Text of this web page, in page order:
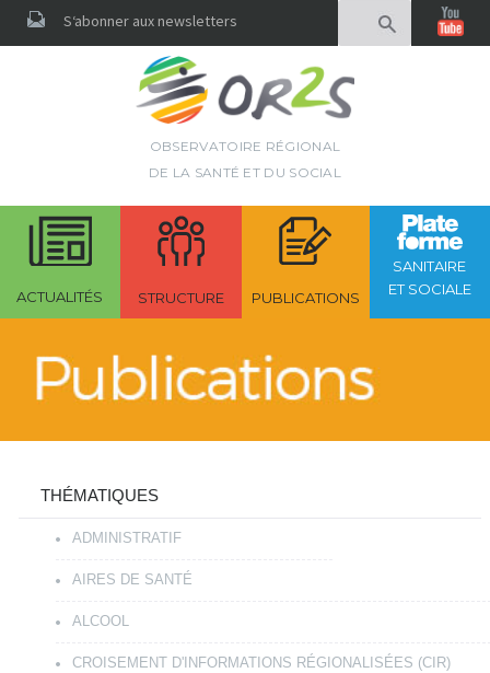
S‘abonner aux newsletters
OBSERVATOIRE RÉGIONAL
DE LA SANTÉ ET DU SOCIAL
ACTUALITÉS STRUCTURE PUBLICATIONS
SANITAIRE
ET SOCIALE
THÉMATIQUES
ADMINISTRATIF
AIRES DE SANTÉ
ALCOOL
CROISEMENT D'INFORMATIONS RÉGIONALISÉES (CIR)